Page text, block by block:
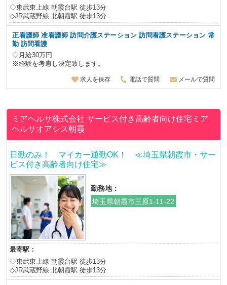
◇東武東上線 朝霞台駅 徒歩13分
◇JR武蔵野線 北朝霞駅 徒歩13分
正看護師 准看護師 訪問介護ステーション 訪問看護ステーション 常
勤 訪問看護
◇月給30万円
※経験を考慮し決定致します。
求人を保存 電話で質問 メールで質問
ミアヘルサ株式会社サービス付き高齢者向け住宅ミア
ヘルサオアシス朝霞
日勤のみ！ マイカー通勤OK！ ≪埼玉県朝霞市・サー
ビス付き高齢者向け住宅≫
勤務地：
埼玉県朝霞市三原1-11-22
最寄駅：
◇東武東上線 朝霞台駅 徒歩13分
◇JR武蔵野線 北朝霞駅 徒歩13分